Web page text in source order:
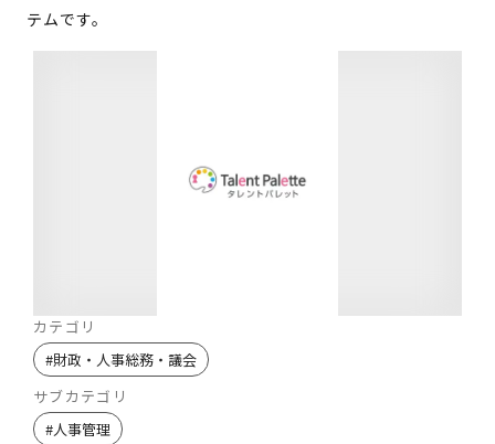
テムです。
カテゴリ
#財政・人事総務・議会
サブカテゴリ
#人事管理